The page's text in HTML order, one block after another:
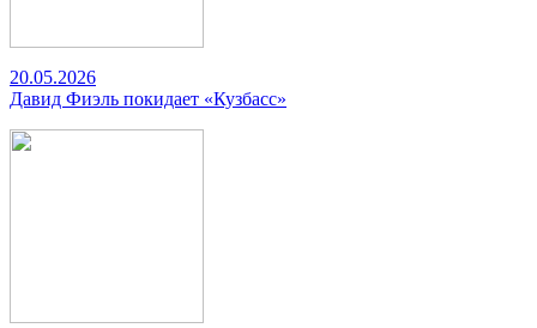
20.05.2026
Давид Фиэль покидает «Кузбасс»